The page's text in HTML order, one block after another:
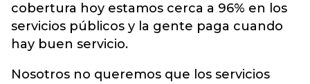
cobertura hoy estamos cerca a 96% en los
servicios públicos y la gente paga cuando
hay buen servicio.
Nosotros no queremos que los servicios